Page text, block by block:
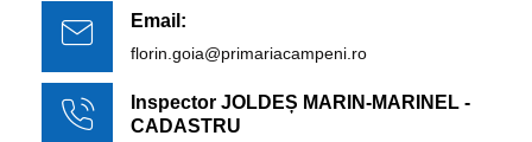
Email:
florin.goia@primariacampeni.ro
Inspector JOLDEȘ MARIN-MARINEL -
CADASTRU